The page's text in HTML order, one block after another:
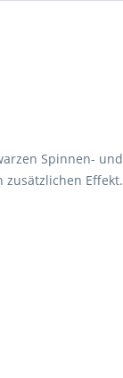
Spinnen- und
Effekt.